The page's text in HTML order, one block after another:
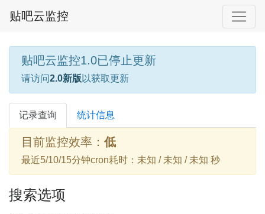
贴吧云监控
贴吧云监控1.0已停止更新
请访问2.0新版 以获取更新
记录查询 统计信息
目前监控效率： 低
最近5/10/15分钟cron耗时：未知 / 未知 / 未知 秒
搜索选项